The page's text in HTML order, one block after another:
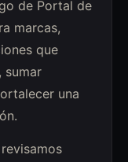
de Portal de
marcas,
que
sumar
una